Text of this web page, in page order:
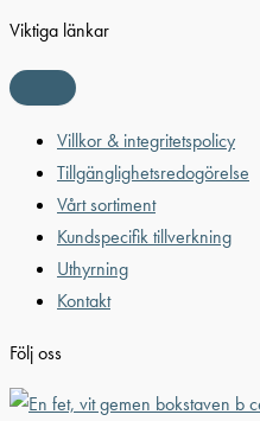
Viktiga länkar
Villkor & integritetspolicy
Tillgänglighetsredogörelse
Vårt sortiment
Kundspecifik tillverkning
Uthyrning
Kontakt
Följ oss